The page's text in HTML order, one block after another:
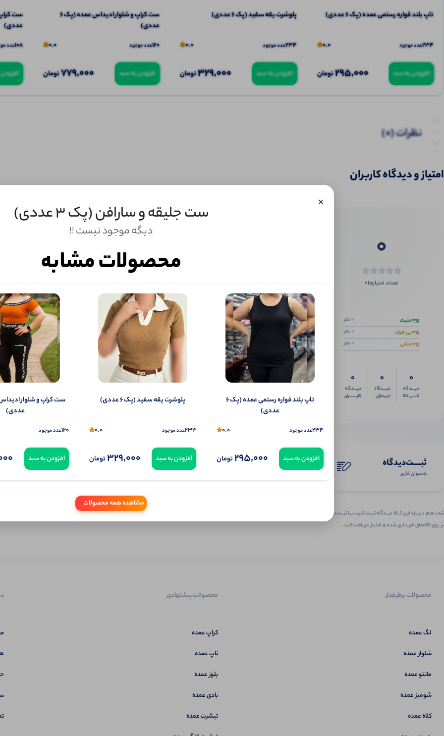
تاپ بلند قواره رستمی عمده (پک 6 عددی)
234عدد موجود 0.0
افزودن به سبد 295,000تومان
پلوشرت یقه سفید (پک 6 عددی)
234عدد موجود 0.0
افزودن به سبد 329,000تومان
ست کراپ و شلوار ادیداس عمده (پک 6
عددی)
120عدد موجود 0.0
افزودن به سبد 779,000تومان
عددی)
108عدد
نظرات (0)
امتیاز و دیدگاه کاربران
0
تعداد امتیازها0
0مثبت 0 نفر
0بی طرف 0 نفر
0منفی 0 نفر
0
دیــــدگاه
کــــل کالا
0
دیــــدگاه
خریداران
0
دیــــدگاه
کاربـــــران
ثبـــــت‌دیدگاه
به‌عنوان کاربر
شمـا هـم دربـاره ایـن کــالا دیــدگاه ثبــت کنید، بــا ثبــت‌دیـدگاه
بر روی کالاهای خریداری شده ۵ امتیاز دریافت کنید.
ثبـــــت‌دیدگاه
شما هم می‌توانید در مورد این کالا نظر دهید.
اگر این محصول را قبلا خریده باشید، دیدگاه شما به عنوان خریدار ثبت خواهد شد. همچنین در صورت
تمایل می‌توانید به صورت ناشناس نیز دیدگاه خود را ثبت کنید.
محصولات پرطرفدار
لگ عمده
شلوار عمده
مانتو عمده
شومیز عمده
کلاه عمده
محصولات پیشنهادی
کراپ عمده
تاپ عمده
بلوز عمده
بادی عمده
تیشرت عمده
× ست جلیقه و سارافن (پک 3 عددی)
دیگه موجود نیست !!
محصولات مشابه
تاپ بلند قواره رستمی عمده (پک 6
عددی)
234عدد موجود 0.0
افزودن به سبد 295,000تومان
پلوشرت یقه سفید (پک 6 عددی)
234عدد موجود 0.0
افزودن به سبد 329,000تومان
عددی)
120عدد موجود
افزودن به سبد
مشاهده همه محصولات